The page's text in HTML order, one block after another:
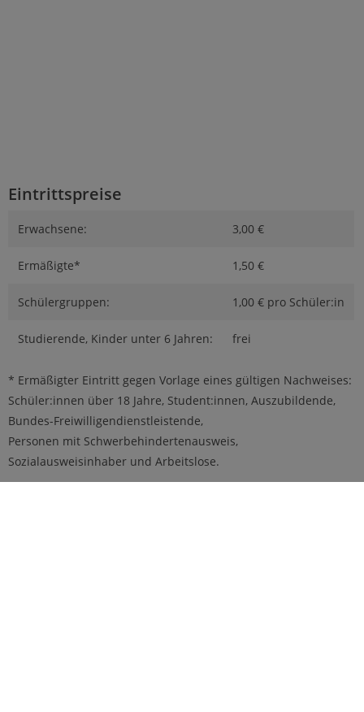
Eintrittspreise
Erwachsene: 3,00 €
Ermäßigte* 1,50 €
Schülergruppen: 1,00 € pro Schüler:in
Studierende, Kinder unter 6 Jahren: frei
* Ermäßigter Eintritt gegen Vorlage eines gültigen Nachweises:
Schüler:innen über 18 Jahre, Student:innen, Auszubildende,
Bundes-Freiwilligendienstleistende,
Personen mit Schwerbehindertenausweis,
Sozialausweisinhaber und Arbeitslose.